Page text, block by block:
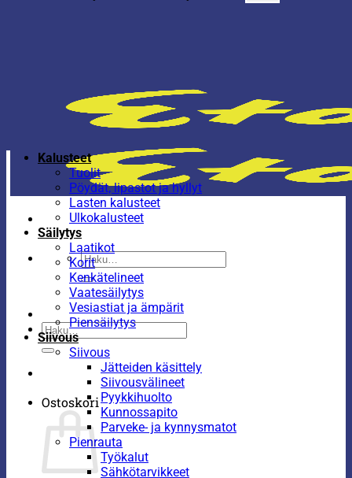
Etsi:
Etsi:
Ostoskori
Kalusteet
Tuolit
Pöydät, lipastot ja hyllyt
Lasten kalusteet
Ulkokalusteet
Säilytys
Laatikot
Korit
Kenkätelineet
Vaatesäilytys
Vesiastiat ja ämpärit
Piensäilytys
Siivous
Siivous
Jätteiden käsittely
Siivousvälineet
Pyykkihuolto
Kunnossapito
Parveke- ja kynnysmatot
Pienrauta
Työkalut
Sähkötarvikkeet